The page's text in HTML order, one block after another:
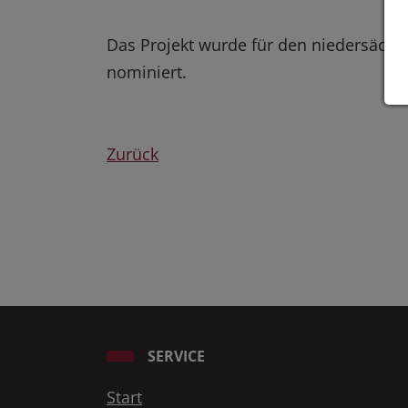
Das Projekt wurde für den
nominiert.
Zurück
SERVICE
Start